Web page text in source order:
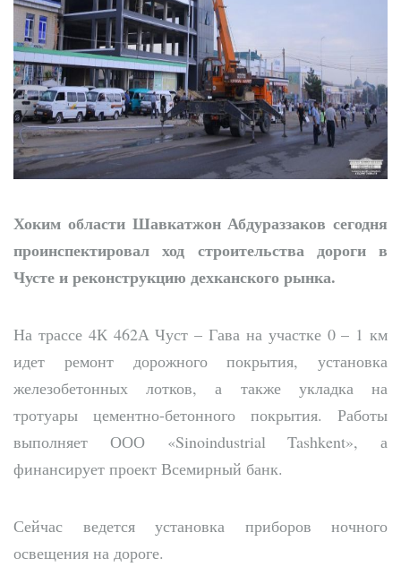
Хоким области Шавкатжон Абдураззаков сегодня
проинспектировал ход строительства дороги в
Чусте и реконструкцию дехканского рынка.
На трассе 4К 462А Чуст – Гава на участке 0 – 1 км
идет ремонт дорожного покрытия, установка
железобетонных лотков, а также укладка на
тротуары цементно-бетонного покрытия. Работы
выполняет ООО «Sinoindustrial Tashkent», а
финансирует проект Всемирный банк.
Сейчас ведется установка приборов ночного
освещения на дороге.